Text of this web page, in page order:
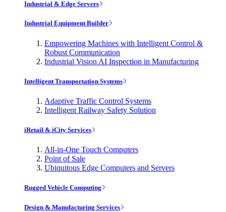
Industrial & Edge Servers
Industrial Equipment Builder
Empowering Machines with Intelligent Control &
Robust Communication
Industrial Vision AI Inspection in Manufacturing
Intelligent Transportation Systems
Adaptive Traffic Control Systems
Intelligent Railway Safety Solution
iRetail & iCity Services
All-in-One Touch Computers
Point of Sale
Ubiquitous Edge Computers and Servers
Rugged Vehicle Computing
Design & Manufacturing Services